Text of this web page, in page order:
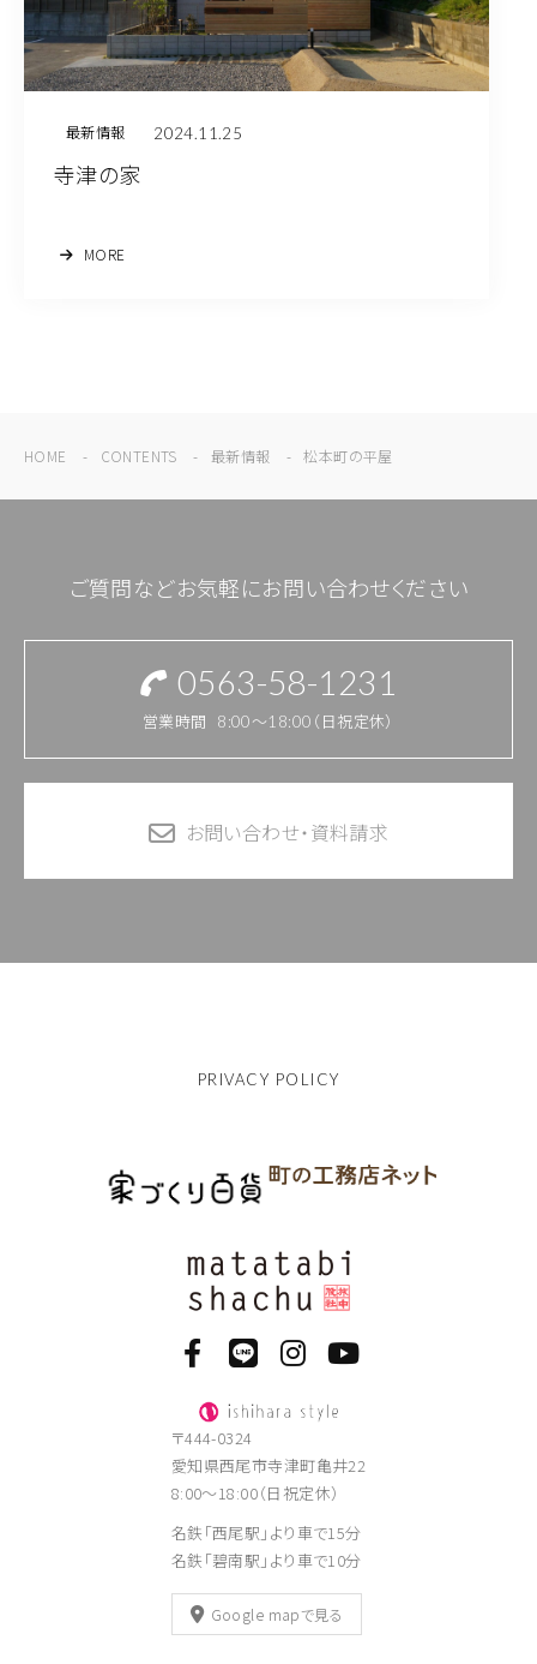
最新情報 2024.11.25
寺津の家
MORE
HOME CONTENTS 最新情報 松本町の平屋
ご質問などお気軽にお問い合わせください
0563-58-1231
営業時間 8:00～18:00（日祝定休）
お問い合わせ・資料請求
〒444-0324
愛知県西尾市寺津町亀井22
8:00～18:00（日祝定休）
名鉄「西尾駅」より車で15分
名鉄「碧南駅」より車で10分
Google mapで見る
PRIVACY POLICY